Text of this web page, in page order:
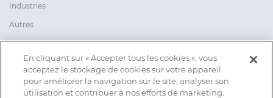
Industries
Autres
CONTACT
Groupe AVISS
En cliquant sur « Accepter tous les cookies », vous
acceptez le stockage de cookies sur votre appareil
pour améliorer la navigation sur le site, analyser son
utilisation et contribuer à nos efforts de marketing.